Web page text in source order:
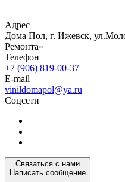
Адрес
Дома Пол, г. Ижевск,
Ремонта»
Телефон
+7 (906) 819-00-37
E-mail
vinildomapol@ya.ru
Соцсети
Связаться с нами
Написать сообщение